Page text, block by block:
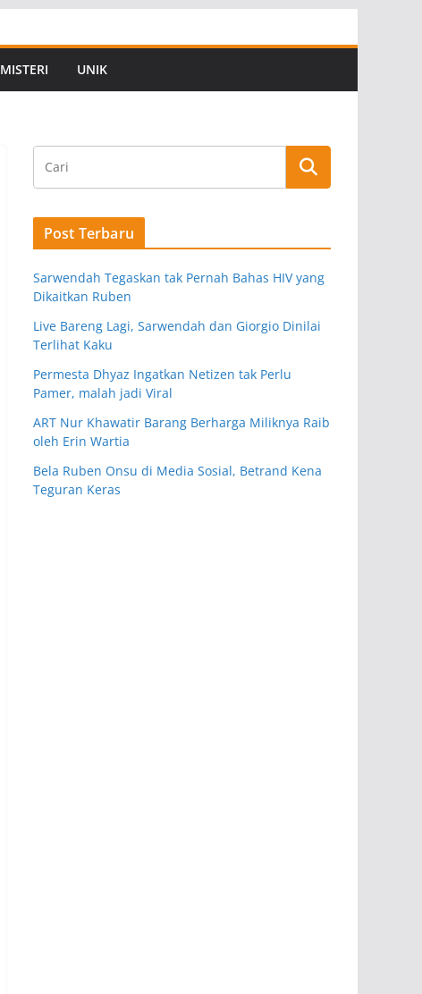
MISTERI UNIK
Post Terbaru
Sarwendah Tegaskan tak Pernah Bahas HIV yang
Dikaitkan Ruben
Live Bareng Lagi, Sarwendah dan Giorgio Dinilai
Terlihat Kaku
Permesta Dhyaz Ingatkan Netizen tak Perlu
Pamer, malah jadi Viral
ART Nur Khawatir Barang Berharga Miliknya Raib
oleh Erin Wartia
Bela Ruben Onsu di Media Sosial, Betrand Kena
Teguran Keras